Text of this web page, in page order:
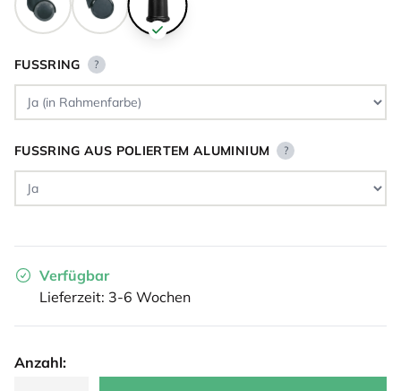
FUSSRING ?
FUSSRING AUS POLIERTEM ALUMINIUM ?
Verfügbar
Lieferzeit: 3-6 Wochen
Anzahl: